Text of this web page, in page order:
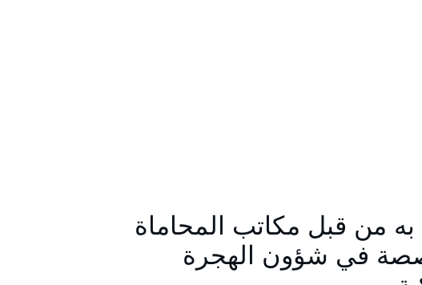
من قبل مكاتب المحاماة
في شؤون الهجرة